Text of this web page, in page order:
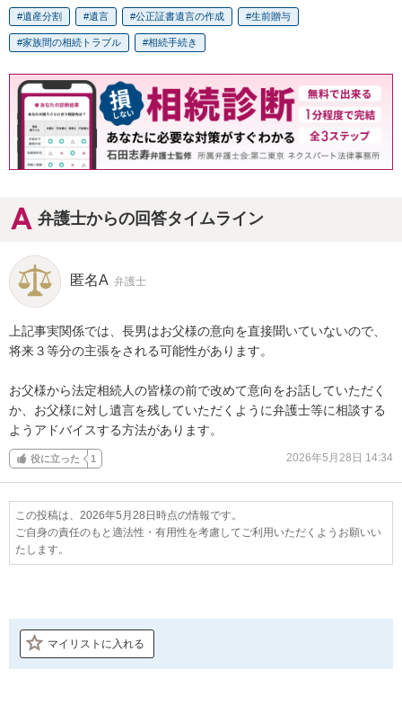
遺産分割 遺言 公正証書遺言の作成 生前贈与
家族間の相続トラブル 相続手続き
弁護士からの回答タイムライン
匿名A 弁護士
上記事実関係では、長男はお父様の意向を直接聞いていないので、
将来３等分の主張をされる可能性があります。
お父様から法定相続人の皆様の前で改めて意向をお話していただく
か、お父様に対し遺言を残していただくように弁護士等に相談する
ようアドバイスする方法があります。
役に立った 1 2026年5月28日 14:34
この投稿は、2026年5月28日時点の情報です。
ご自身の責任のもと適法性・有用性を考慮してご利用いただくようお願いい
たします。
マイリストに入れる